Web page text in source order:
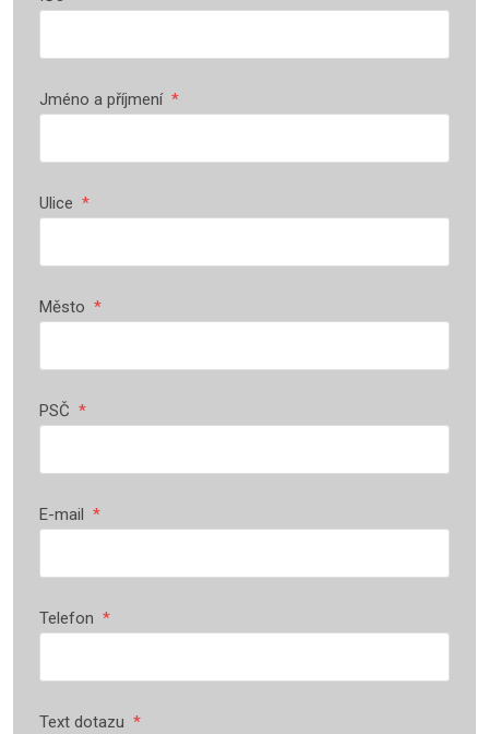
Jméno a příjmení *
Ulice *
Město *
PSČ *
E-mail *
Telefon *
Text dotazu *